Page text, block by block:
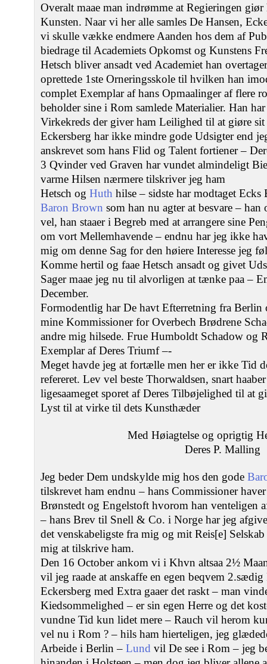
Overalt maae man indrømme at Regieringen
Kunsten. Naar vi her alle samles De Hansen,
vi skulle vække endmere Aanden hos dem af
biedrage til Academiets Opkomst og Kunstens
Hetsch bliver ansadt ved Academiet han
oprettede 1ste Orneringsskole til hvilken han
complet Exemplar af hans Opmaalinger af flere
beholder sine i Rom samlede Materialier. Han
Virkekreds der giver ham Leilighed til at giøre sit
Eckersberg har ikke mindre gode Udsigter end
anskrevet som hans Flid og Talent fortiener –
3 Qvinder ved Graven har vundet almindeligt
varme Hilsen nærmere tilskriver jeg ham
Hetsch og Huth hilse – sidste har modtaget
Baron Brown som han nu agter at besvare –
vel, han staaer i Begreb med at arrangere sine
om vort Mellemhavende – endnu har jeg ikke
mig om denne Sag for den høiere Interesse jeg
Komme hertil og faae Hetsch ansadt og givet
Sager maae jeg nu til alvorligen at tænke paa –
December.
Formodentlig har De havt Efterretning fra
mine Kommissioner for Overbech Brødrene
andre mig hilsede. Frue Humboldt Schadow og
Exemplar af Deres Triumf –-
Meget havde jeg at fortælle men her er ikke Tid
refereret. Lev vel beste Thorwaldsen, snart
ligesaameget sporet af Deres Tilbøjelighed til at
Lyst til at virke til dets Kunsthæder
Med Høiagtelse og oprigtig
Deres P. Malling
Jeg beder Dem undskylde mig hos den gode
tilskrevet ham endnu – hans Commissioner
Brønstedt og Engelstoft hvorom han venteligen
– hans Brev til Snell & Co. i Norge har jeg
det venskabeligste fra mig og mit Reis[e]
mig at tilskrive ham.
Den 16 October ankom vi i Khvn altsaa 2½
vil jeg raade at anskaffe en egen beqvem
Eckersberg med Extra gaaer det raskt – man
Kiedsommelighed – er sin egen Herre og det
vundne Tid kun lidet mere – Rauch vil herom
vel nu i Rom ? – hils ham hierteligen, jeg
Arbeide i Berlin – Lund vil De see i Rom – jeg